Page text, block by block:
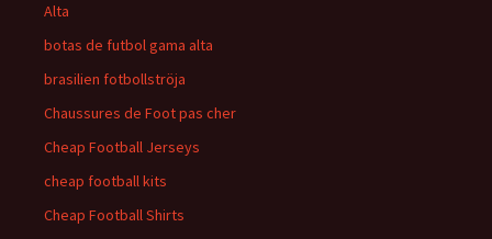
Alta
botas de futbol gama alta
brasilien fotbollströja
Chaussures de Foot pas cher
Cheap Football Jerseys
cheap football kits
Cheap Football Shirts